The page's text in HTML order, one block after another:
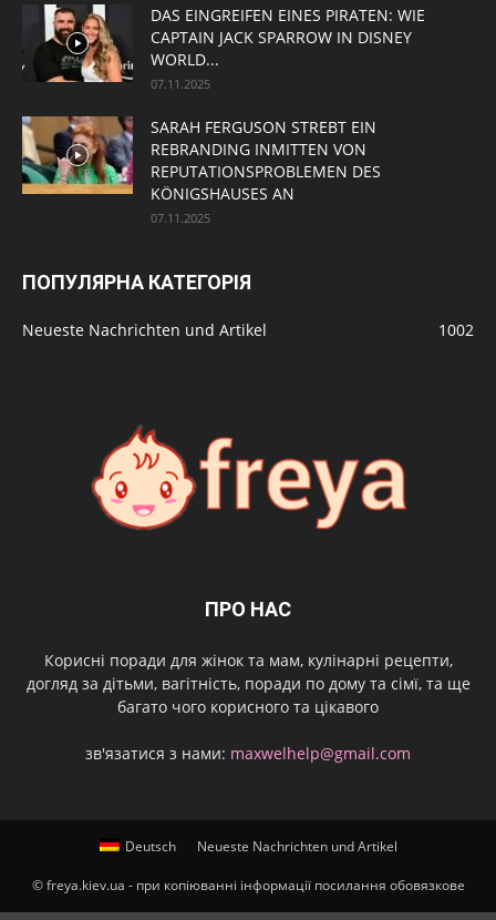
DAS EINGREIFEN EINES PIRATEN: WIE
CAPTAIN JACK SPARROW IN DISNEY
WORLD...
07.11.2025
SARAH FERGUSON STREBT EIN
REBRANDING INMITTEN VON
REPUTATIONSPROBLEMEN DES
KÖNIGSHAUSES AN
07.11.2025
ПОПУЛЯРНА КАТЕГОРІЯ
Neueste Nachrichten und Artikel 1002
ПРО НАС
Корисні поради для жінок та мам, кулінарні рецепти,
догляд за дітьми, вагітність, поради по дому та сімї, та ще
багато чого корисного та цікавого
зв'язатися з нами: maxwelhelp@gmail.com
Deutsch Neueste Nachrichten und Artikel
© freya.kiev.ua - при копіюванні інформації посилання обовязкове